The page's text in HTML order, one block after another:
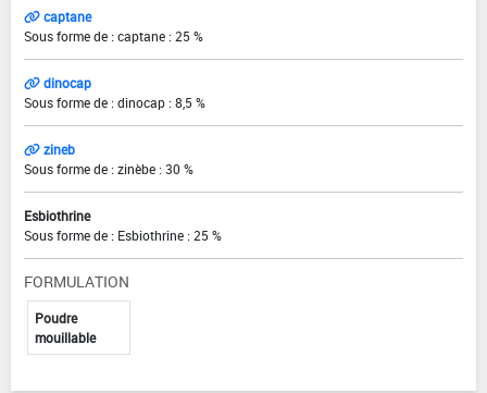
captane
Sous forme de : captane : 25 %
dinocap
Sous forme de : dinocap : 8,5 %
zineb
Sous forme de : zinèbe : 30 %
Esbiothrine
Sous forme de : Esbiothrine : 25 %
FORMULATION
Poudre
mouillable